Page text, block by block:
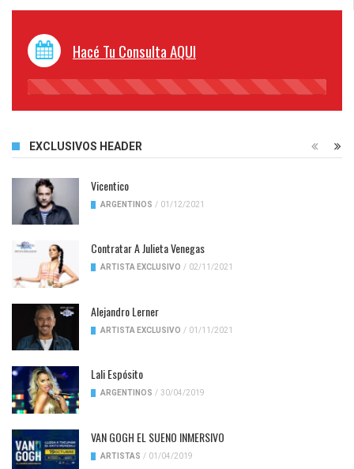
Hacé Tu Consulta AQUI
45%
EXCLUSIVOS HEADER
Vicentico
ARGENTINOS / 01/12/2021
Contratar A Julieta Venegas
ARTISTA EXCLUSIVO / 02/11/2021
Alejandro Lerner
ARTISTA EXCLUSIVO / 01/11/2021
Lali Espósito
ARGENTINOS / 30/04/2019
VAN GOGH EL SUENO INMERSIVO
ARTISTAS / 01/04/2019